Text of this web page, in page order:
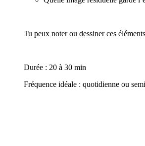
Tu peux noter ou dessiner ces
Durée : 20 à 30 min
Fréquence idéale : quotidienne ou